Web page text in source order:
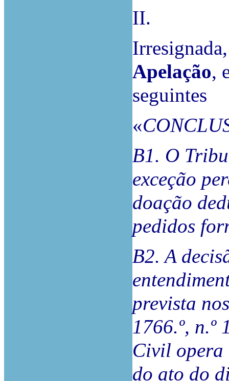
II.
Apelação,
seguintes
«
B1. O
exceção
doação
pedidos
B2. A
prevista
1766.º, n.º
Civil opera
do ato do